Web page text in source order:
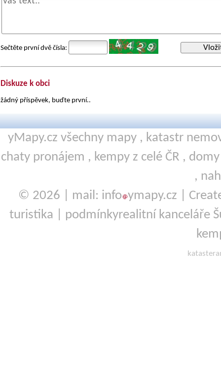
Sečtěte první dvě čísla:
Diskuze k obci
žádný příspěvek, buďte první..
yMapy.cz všechny mapy , katastr
chaty pronájem , kempy z celé ČR ,
,
© 2026 | mail: info ymapy.cz |
turistika
podmínkyrealitní kanceláře